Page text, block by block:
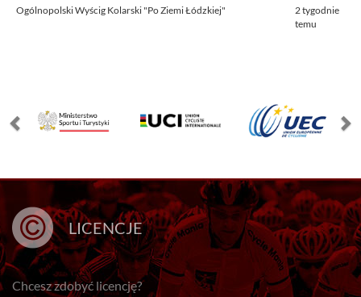
Ogólnopolski Wyścig Kolarski "Po Ziemi Łódzkiej"
2 tygodnie
temu
LICENCJE
Chcesz zdobyć licencję?